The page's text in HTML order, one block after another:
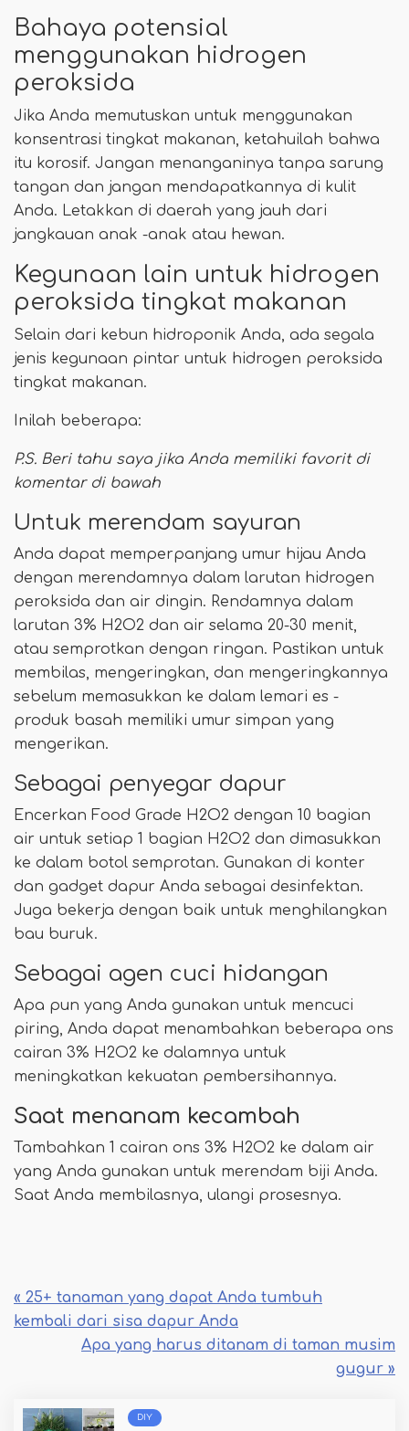
Bahaya potensial
menggunakan hidrogen
peroksida
Jika Anda memutuskan untuk menggunakan
konsentrasi tingkat makanan, ketahuilah bahwa
itu korosif. Jangan menanganinya tanpa sarung
tangan dan jangan mendapatkannya di kulit
Anda. Letakkan di daerah yang jauh dari
jangkauan anak -anak atau hewan.
Kegunaan lain untuk hidrogen
peroksida tingkat makanan
Selain dari kebun hidroponik Anda, ada segala
jenis kegunaan pintar untuk hidrogen peroksida
tingkat makanan.
Inilah beberapa:
P.S. Beri tahu saya jika Anda memiliki favorit di
komentar di bawah
Untuk merendam sayuran
Anda dapat memperpanjang umur hijau Anda
dengan merendamnya dalam larutan hidrogen
peroksida dan air dingin. Rendamnya dalam
larutan 3% H2O2 dan air selama 20-30 menit,
atau semprotkan dengan ringan. Pastikan untuk
membilas, mengeringkan, dan mengeringkannya
sebelum memasukkan ke dalam lemari es -
produk basah memiliki umur simpan yang
mengerikan.
Sebagai penyegar dapur
Encerkan Food Grade H2O2 dengan 10 bagian
air untuk setiap 1 bagian H2O2 dan dimasukkan
ke dalam botol semprotan. Gunakan di konter
dan gadget dapur Anda sebagai desinfektan.
Juga bekerja dengan baik untuk menghilangkan
bau buruk.
Sebagai agen cuci hidangan
Apa pun yang Anda gunakan untuk mencuci
piring, Anda dapat menambahkan beberapa ons
cairan 3% H2O2 ke dalamnya untuk
meningkatkan kekuatan pembersihannya.
Saat menanam kecambah
Tambahkan 1 cairan ons 3% H2O2 ke dalam air
yang Anda gunakan untuk merendam biji Anda.
Saat Anda membilasnya, ulangi prosesnya.
« 25+ tanaman yang dapat Anda tumbuh
kembali dari sisa dapur Anda
Apa yang harus ditanam di taman musim
gugur »
DIY